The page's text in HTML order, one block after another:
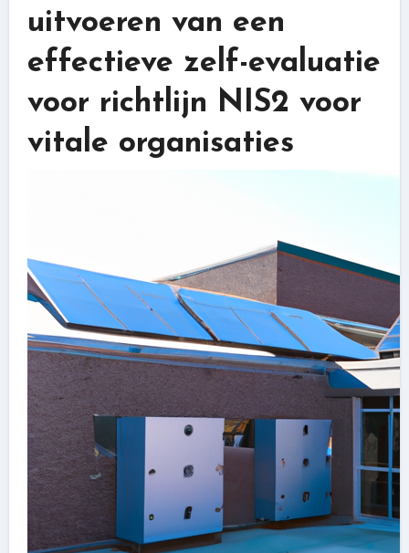
uitvoeren van een
effectieve zelf-evaluatie
voor richtlijn NIS2 voor
vitale organisaties